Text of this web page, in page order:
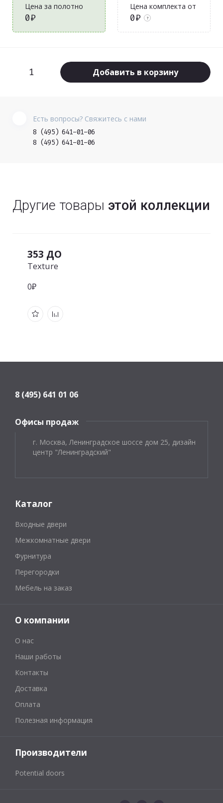
Цена за полотно
0₽
Цена комплекта от
0₽ ?
Добавить в корзину
Есть вопросы? Свяжитесь с нами
8 (495) 641-01-06
8 (495) 641-01-06
Другие товары этой коллекции
353 ДО
Texture
0₽
8 (495) 641 01 06
Офисы продаж
г. Москва, Ленинградское шоссе дом 25, дизайн
центр "Ленинградский"
Каталог
Входные двери
Межкомнатные двери
Фурнитура
Перегородки
Мебель на заказ
О компании
О нас
Наши работы
Контакты
Доставка
Оплата
Полезная информация
Производители
Potential doors